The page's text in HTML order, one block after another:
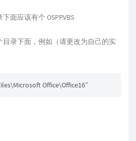
面应该有个 OSPP.VBS
录下面，例如（请更改为自己的实
Office\Office16”